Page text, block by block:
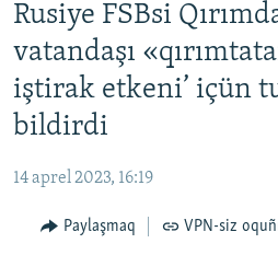
qaytmaq
Baş
navigatsiyağa
qaytmaq
Qıdıruvğa
SİYASET
İQTİSADİYAT
CEMİYET
İNSAN AQLARI
VİDEO
Rusiye FSBsi
vatandaşı
iştirak etkeni’ içün
bildirdi
14 aprel 2023, 16:19
Paylaşmaq VPN-siz